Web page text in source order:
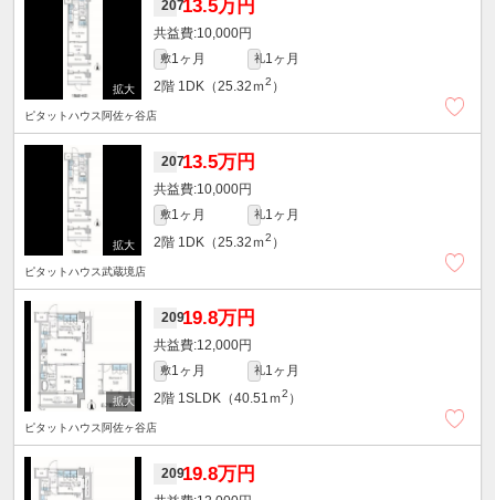
20713.5万円
10,000円
敷1ヶ月 礼1ヶ月
2階 1DK（25.32ｍ2 ）
ピタットハウス阿佐ヶ谷店
20713.5万円
10,000円
敷1ヶ月 礼1ヶ月
2階 1DK（25.32ｍ2 ）
ピタットハウス武蔵境店
20919.8万円
12,000円
敷1ヶ月 礼1ヶ月
2階 1SLDK（40.51ｍ2 ）
ピタットハウス阿佐ヶ谷店
20919.8万円